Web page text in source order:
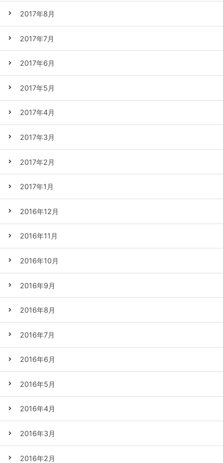
2017年8月
2017年7月
2017年6月
2017年5月
2017年4月
2017年3月
2017年2月
2017年1月
2016年12月
2016年11月
2016年10月
2016年9月
2016年8月
2016年7月
2016年6月
2016年5月
2016年4月
2016年3月
2016年2月